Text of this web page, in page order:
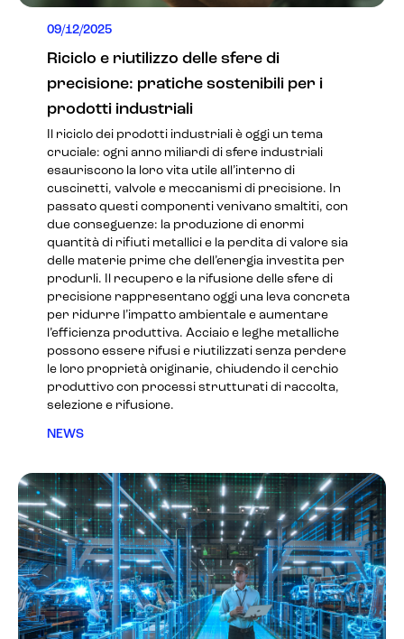
09/12/2025
Riciclo e riutilizzo delle sfere di
precisione: pratiche sostenibili per i
prodotti industriali
Il riciclo dei prodotti industriali è oggi un tema
cruciale: ogni anno miliardi di sfere industriali
esauriscono la loro vita utile all’interno di
cuscinetti, valvole e meccanismi di precisione. In
passato questi componenti venivano smaltiti, con
due conseguenze: la produzione di enormi
quantità di rifiuti metallici e la perdita di valore sia
delle materie prime che dell’energia investita per
produrli. Il recupero e la rifusione delle sfere di
precisione rappresentano oggi una leva concreta
per ridurre l’impatto ambientale e aumentare
l’efficienza produttiva. Acciaio e leghe metalliche
possono essere rifusi e riutilizzati senza perdere
le loro proprietà originarie, chiudendo il cerchio
produttivo con processi strutturati di raccolta,
selezione e rifusione.
NEWS